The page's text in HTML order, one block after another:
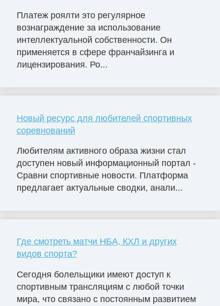
Платеж роялти это регулярное
вознаграждение за использование
интеллектуальной собственности. Он
применяется в сфере франчайзинга и
лицензирования. Ро...
Новый ресурс для любителей спортивных
соревнований
Любителям активного образа жизни стал
доступен новый информационный портал -
Сравни спортивные новости. Платформа
предлагает актуальные сводки, анали...
Где смотреть матчи НБА, КХЛ и других
видов спорта?
Сегодня болельщики имеют доступ к
спортивным трансляциям с любой точки
мира, что связано с постоянным развитием